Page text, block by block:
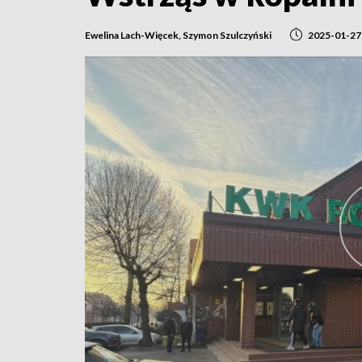
Ewelina Lach-Więcek, Szymon Szulczyński 2025-01-27